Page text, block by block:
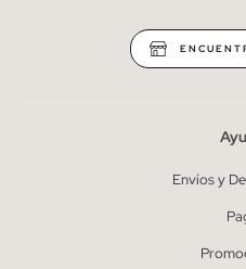
Envíos y